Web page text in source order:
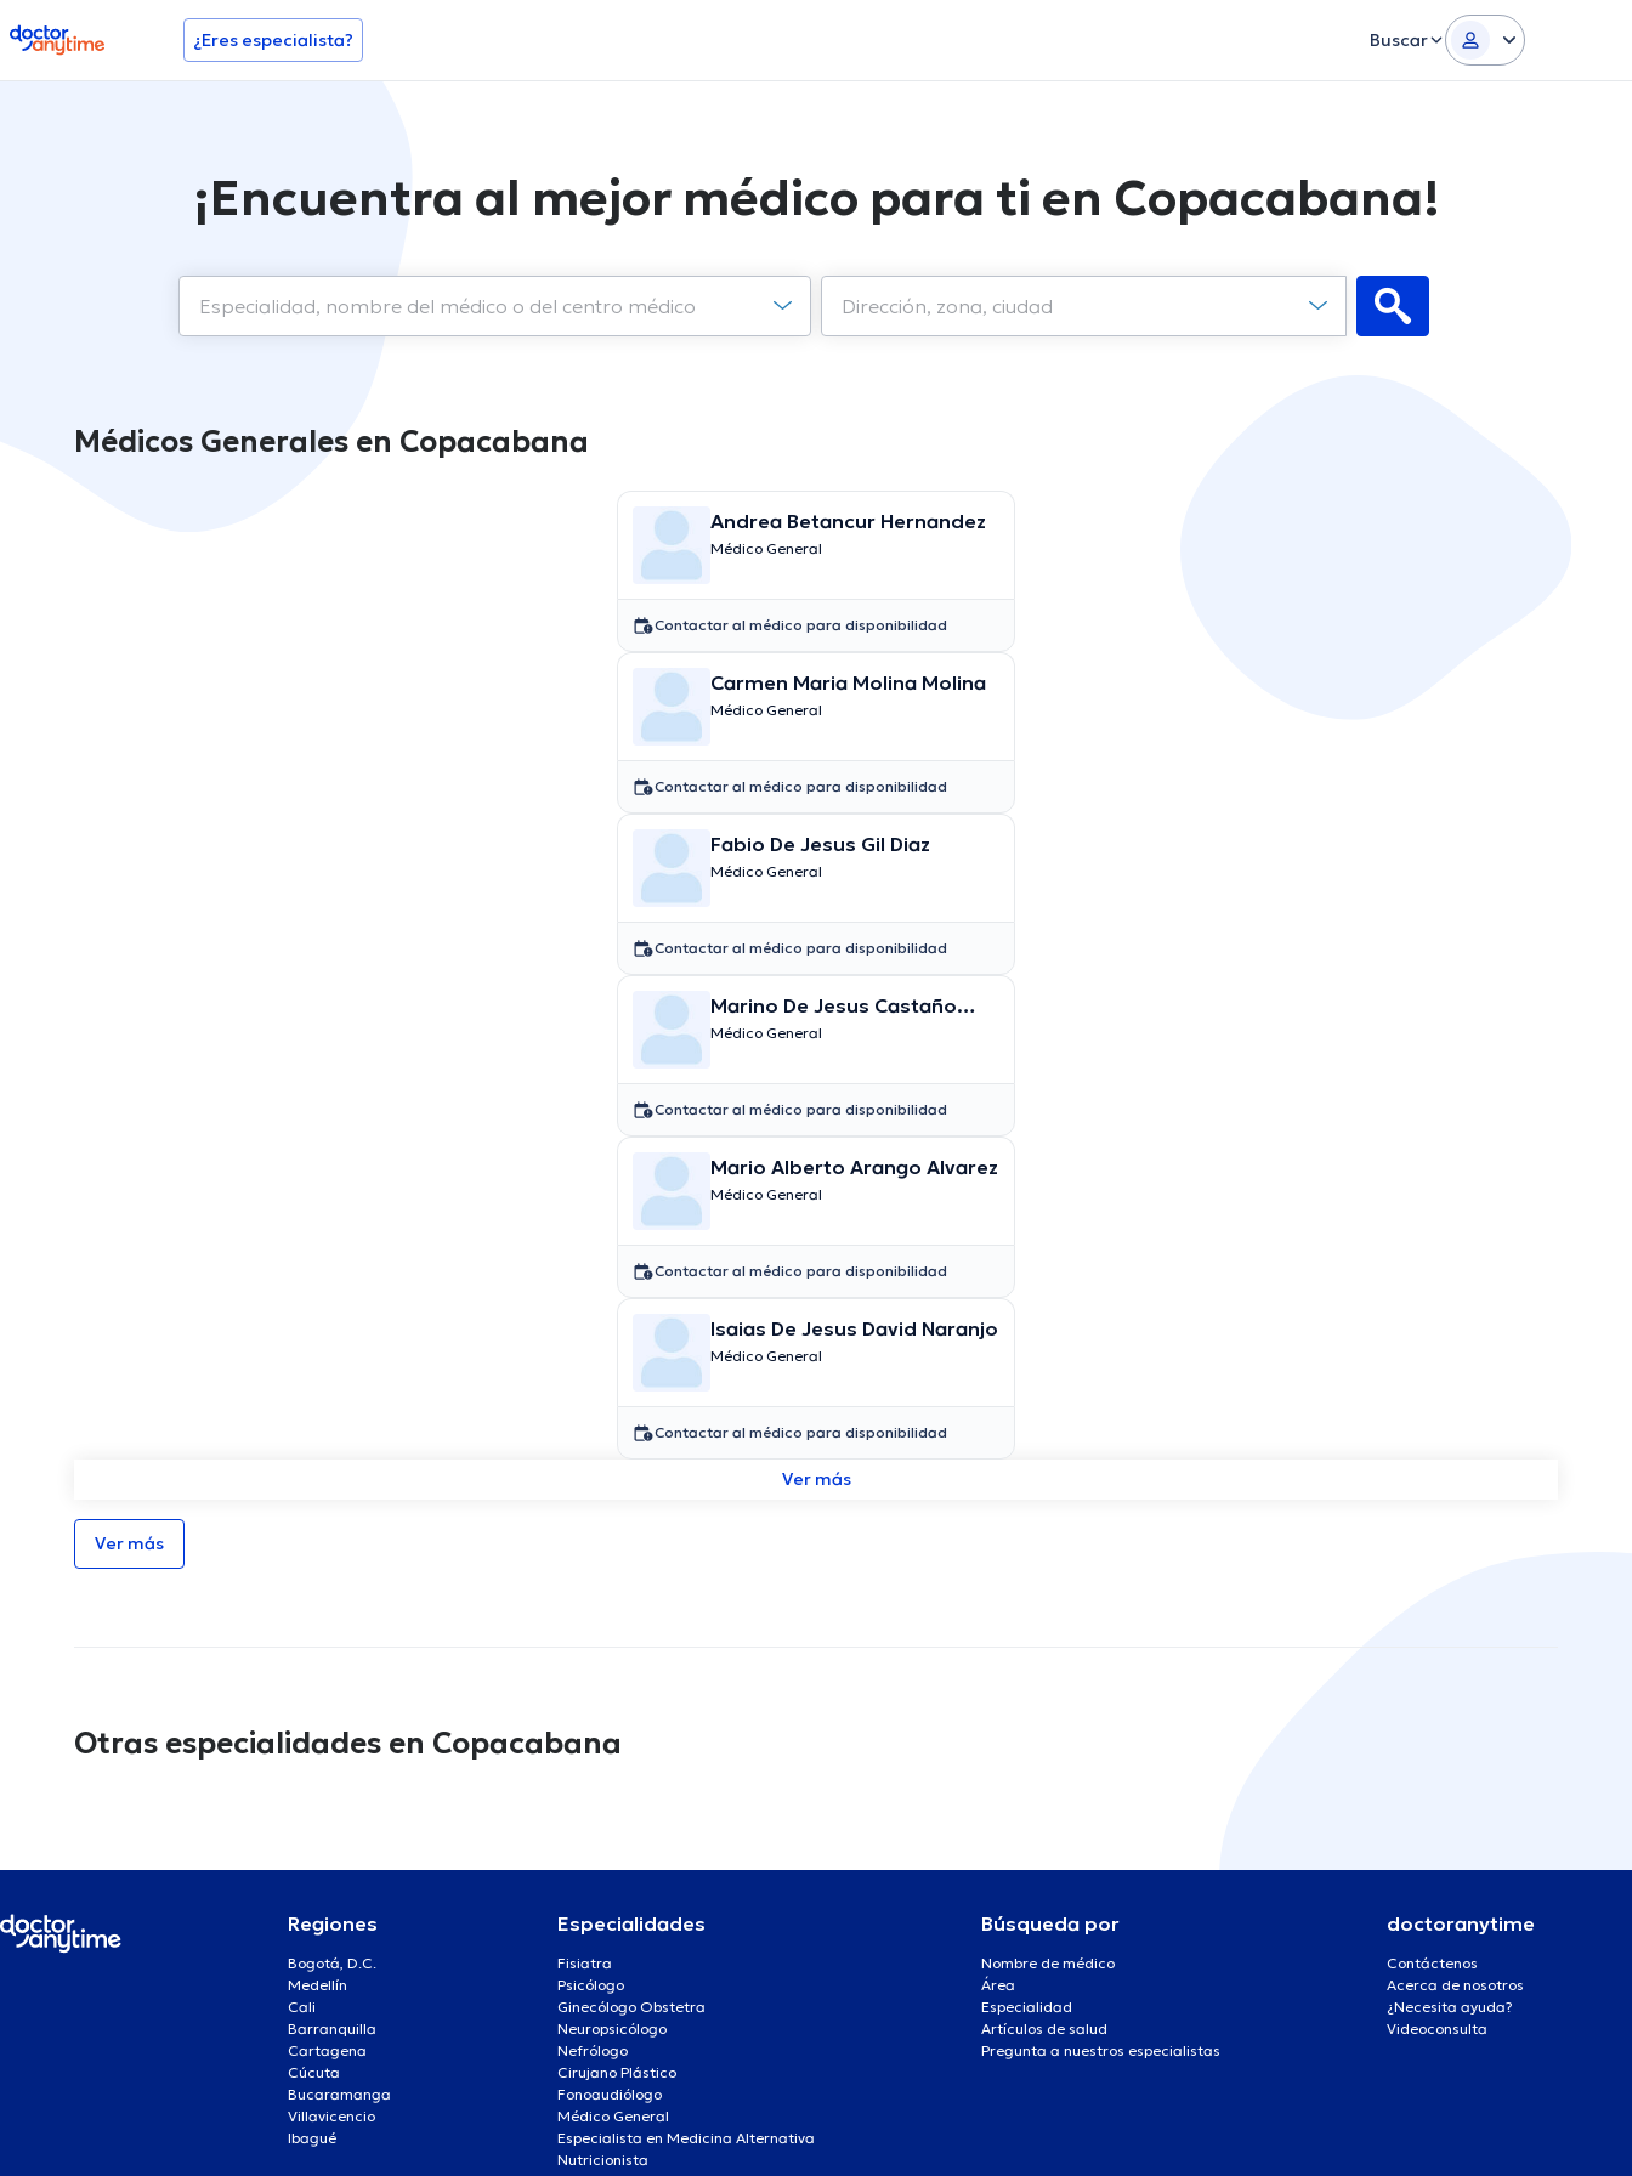
doctoranytime ¿Eres especialista? Buscar
¡Encuentra al mejor médico para ti en Copacabana!
Médicos Generales en Copacabana
Andrea Betancur Hernandez
Médico General
Contactar al médico para disponibilidad
Carmen Maria Molina Molina
Médico General
Contactar al médico para disponibilidad
Fabio De Jesus Gil Diaz
Médico General
Contactar al médico para disponibilidad
Marino De Jesus Castaño
Villegas
Médico General
Contactar al médico para disponibilidad
Mario Alberto Arango Alvarez
Médico General
Contactar al médico para disponibilidad
Isaias De Jesus David Naranjo
Médico General
Contactar al médico para disponibilidad
Ver más
Ver más
Otras especialidades en Copacabana
Regiones
Bogotá, D.C.
Medellín
Cali
Barranquilla
Cartagena
Cúcuta
Bucaramanga
Villavicencio
Ibagué
Especialidades
Fisiatra
Psicólogo
Ginecólogo Obstetra
Neuropsicólogo
Nefrólogo
Cirujano Plástico
Fonoaudiólogo
Médico General
Especialista en Medicina Alternativa
Nutricionista
Búsqueda por
Nombre de médico
Área
Especialidad
Artículos de salud
Pregunta a nuestros especialistas
doctoranytime
Contáctenos
Acerca de nosotros
¿Necesita ayuda?
Videoconsulta